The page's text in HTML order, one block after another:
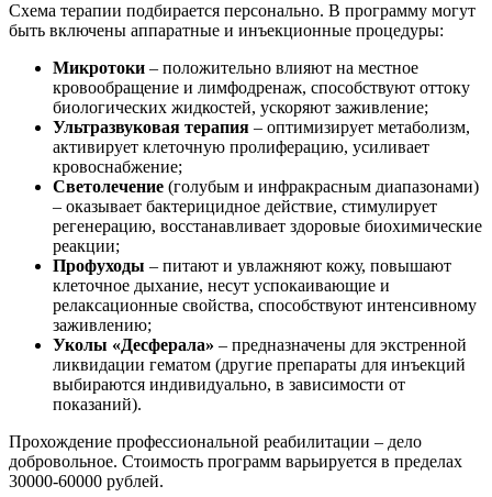
Схема терапии подбирается персонально. В программу могут
быть включены аппаратные и инъекционные процедуры:
Микротоки – положительно влияют на местное
кровообращение и лимфодренаж, способствуют оттоку
биологических жидкостей, ускоряют заживление;
Ультразвуковая терапия – оптимизирует метаболизм,
активирует клеточную пролиферацию, усиливает
кровоснабжение;
Светолечение (голубым и инфракрасным диапазонами)
– оказывает бактерицидное действие, стимулирует
регенерацию, восстанавливает здоровые биохимические
реакции;
Профуходы – питают и увлажняют кожу, повышают
клеточное дыхание, несут успокаивающие и
релаксационные свойства, способствуют интенсивному
заживлению;
Уколы «Десферала» – предназначены для экстренной
ликвидации гематом (другие препараты для инъекций
выбираются индивидуально, в зависимости от
показаний).
Прохождение профессиональной реабилитации – дело
добровольное. Стоимость программ варьируется в пределах
30000-60000 рублей.